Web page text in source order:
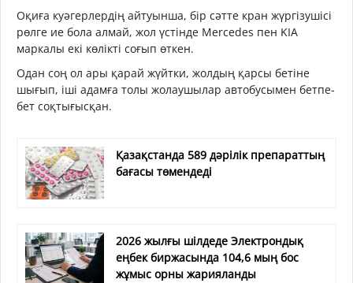
Оқиға куәгерлердің айтуынша, бір сәтте кран жүргізушісі
рөлге ие бола алмай, жол үстінде Mercedes пен KIA
маркалы екі көлікті соғып өткен.
Одан соң ол ары қарай жүйтки, жолдың қарсы бетіне
шығып, іші адамға толы жолаушылар автобусымен бетпе-
бет соқтығысқан.
Қазақстанда 589 дәрілік препараттың
бағасы төмендеді
2026 жылғы шілдеде Электрондық
еңбек биржасында 104,6 мың бос
жұмыс орны жарияланды